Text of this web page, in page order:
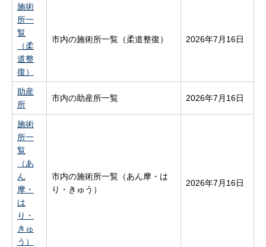
施術
所一
覧
（柔
道整
復）
市内の施術所一覧（柔道整復） 2026年7月16日
助産
所
市内の助産所一覧 2026年7月16日
施術
所一
覧
（あ
ん
摩・
は
り・
きゅ
う）
市内の施術所一覧（あん摩・は
り・きゅう）
2026年7月16日